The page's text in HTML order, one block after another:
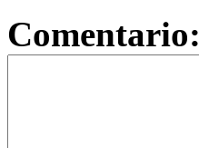
Comentario: